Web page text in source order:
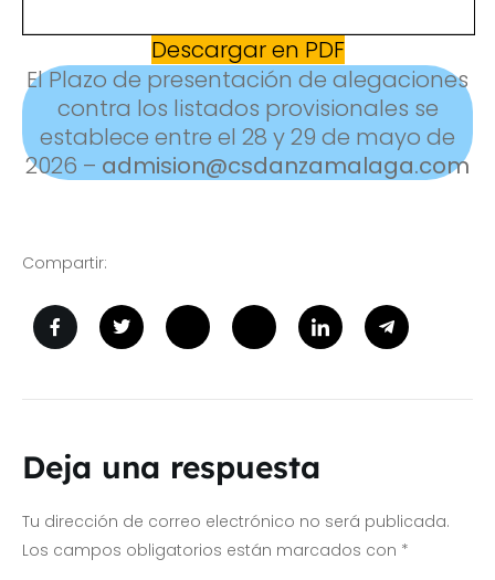
Descargar en PDF
El Plazo de presentación de alegaciones
contra los listados provisionales se
establece entre el 28 y 29 de mayo de
2026 – admision@csdanzamalaga.com
Compartir:
Deja una respuesta
Tu dirección de correo electrónico no será publicada.
Los campos obligatorios están marcados con *